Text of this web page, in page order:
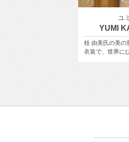
東
東京の街並み
ォトウェディ